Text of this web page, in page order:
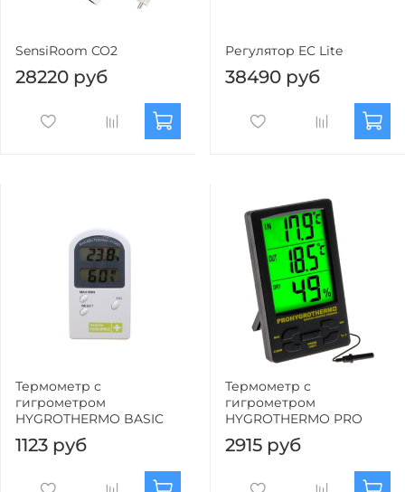
SensiRoom CO2
28220 руб
Регулятор EC Lite
38490 руб
Термометр с
гигрометром
HYGROTHERMO BASIC
1123 руб
Термометр с
гигрометром
HYGROTHERMO PRO
2915 руб